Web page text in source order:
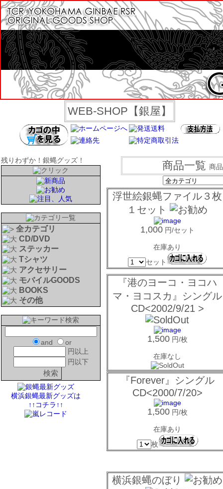
WEB-SHOP【銀屋】
残りわずか！銀蝿グッズ！
全カテゴリ
CD/DVD
ステッカー
Tシャツ
アクセサリー
モバイルGOODS
BOOKS
その他
and
or
円以上
円以下
横浜銀蝿最新グッズは
↑↑コチラ↑↑
商品一覧 商
浮世絵銀蝿ファイル３枚
１セット
1,000 円/セット
在庫あり
セット
『港のヨーコ・ヨコハ
マ・ヨコスカ』シングル
CD<2002/9/21 >
1,500 円/枚
在庫なし
『Forever』シングル
CD<2000/7/20>
1,500 円/枚
在庫あり
枚
横浜銀蝿のぼり